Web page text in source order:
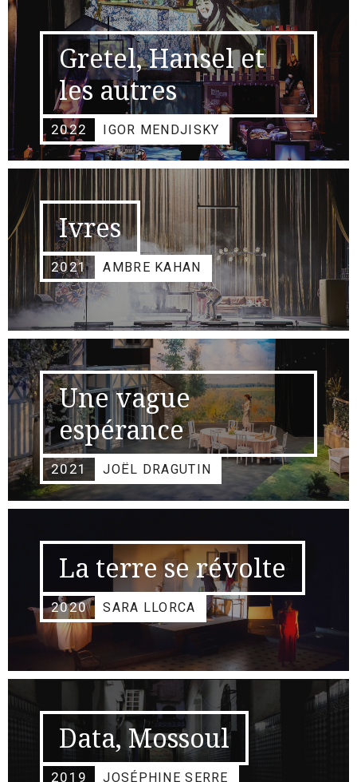
Gretel, Hansel et
les autres
2022 IGOR MENDJISKY
Ivres
2021 AMBRE KAHAN
Une vague
espérance
2021 JOËL DRAGUTIN
La terre se révolte
2020 SARA LLORCA
Data, Mossoul
2019 JOSÉPHINE SERRE